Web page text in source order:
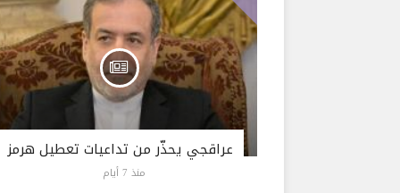
عراقجي يحذّر من تداعيات تعطيل هرمز
منذ 7 أيام